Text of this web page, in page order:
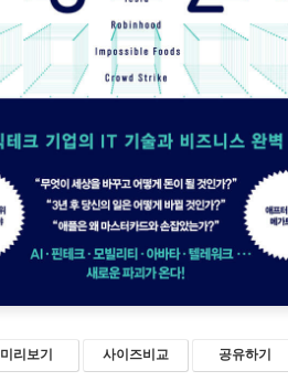
미리보기 사이즈비교 공유하기